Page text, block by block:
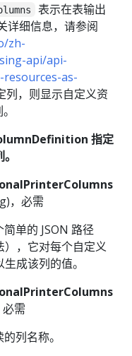
表示在表输出
详细信息，请参阅
zh-
api/api-
as-
列，则显示自定义资
指定
，必需
简单的 JSON 路径
），它对每个自定义
成该列的值。
需
列名称。